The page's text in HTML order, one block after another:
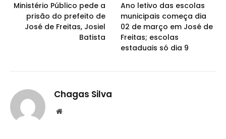
Ministério Público pede a
prisão do prefeito de
José de Freitas, Josiel
Batista
Ano letivo das escolas
municipais começa dia
02 de março em José de
Freitas; escolas
estaduais só dia 9
Chagas Silva
Website